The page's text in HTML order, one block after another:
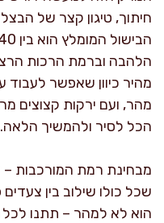
חיתוך, טיגון קצר של
הלהבה וברמת הרכות
מהיר כיוון שאפשר
מהר, ועם ירקות
הכל לסיר ולהמשיך הלאה.
מבחינת רמת המורכבות –
שכל כולו שילוב בין
הוא לא למהר – תתנו לכל